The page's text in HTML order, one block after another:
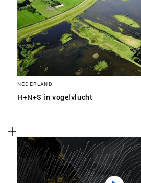
NEDERLAND
H+N+S in vogelvlucht
SLA VOORKEUREN OP